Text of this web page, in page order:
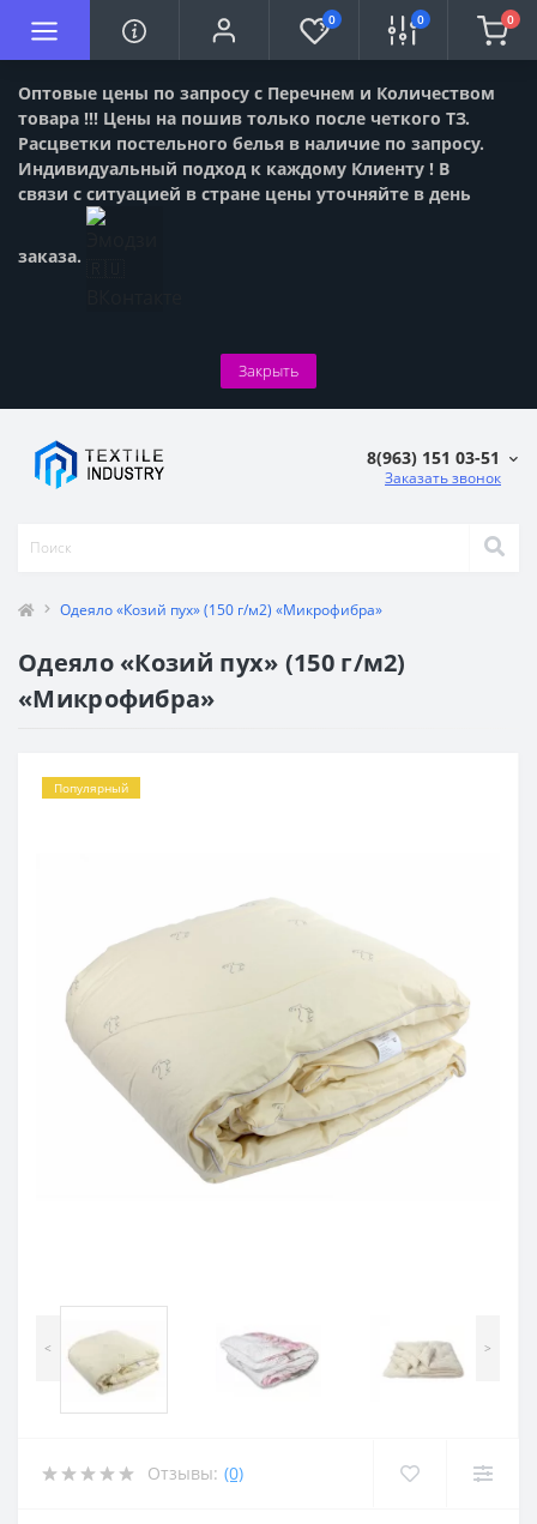
Оптовые цены по запросу с Перечнем и Количеством
товара !!! Цены на пошив только после четкого ТЗ.
Расцветки постельного белья в наличие по запросу.
Индивидуальный подход к каждому Клиенту ! В
связи с ситуацией в стране цены уточняйте в день
заказа.
Закрыть
0 0 0
8(963) 151 03-51
Заказать звонок
Одеяло «Козий пух» (150 г/м2) «Микрофибра»
Одеяло «Козий пух» (150 г/м2)
«Микрофибра»
Популярный
< >
Отзывы: (0)